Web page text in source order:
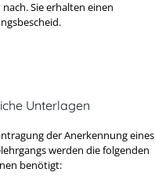
Sie erhalten einen
Unterlagen
der Anerkennung eines
werden die folgenden
benötigt: